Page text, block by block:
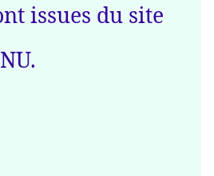
issues du site